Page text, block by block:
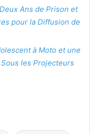
Ans de Prison et
pour la Diffusion de
à Moto et une
les Projecteurs